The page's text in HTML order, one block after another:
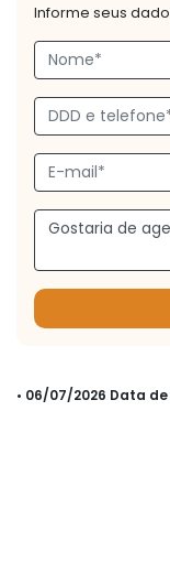
Informe seus
• 06/07/2026 Data